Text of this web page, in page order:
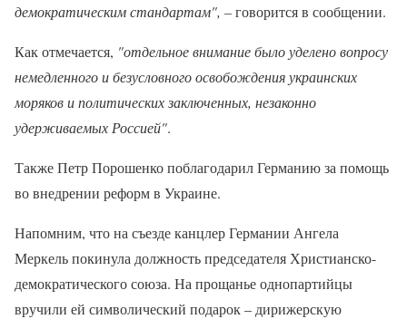
демократическим стандартам", –говорится в сообщении.
Как отмечается, "отдельное внимание было уделено вопросу
немедленного и безусловного освобождения украинских
моряков и политических заключенных, незаконно
удерживаемых Россией".
Также Петр Порошенко поблагодарил Германию за помощь
во внедрении реформ в Украине.
Напомним, что на съезде канцлер Германии Ангела
Меркель покинула должность председателя Христианско-
демократического союза. На прощанье однопартийцы
вручили ей символический подарок – дирижерскую